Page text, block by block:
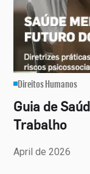
Direitos Humanos
Guia de
Trabalho
April de 2026